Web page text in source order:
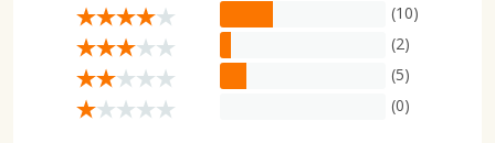
(10)
(2)
(5)
(0)